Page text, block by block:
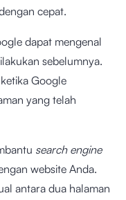
cepat.
dapat mengenal
sebelumnya.
Google
yang telah
search engine
website Anda.
antara dua halaman